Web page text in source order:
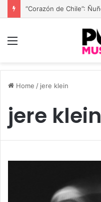
Home / jere klein
jere klein